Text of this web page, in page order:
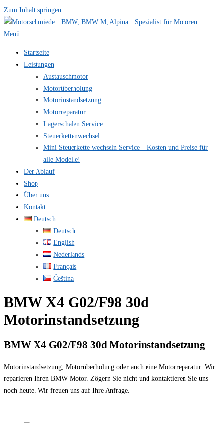
Zum Inhalt springen
Menü
Startseite
Leistungen
Austauschmotor
Motorüberholung
Motorinstandsetzung
Motorreparatur
Lagerschalen Service
Steuerkettenwechsel
Mini Steuer­kette wechseln Service – Kosten und Preise für
alle Modelle!
Der Ablauf
Shop
Über uns
Kontakt
Deutsch
Deutsch
English
Nederlands
Français
Čeština
BMW X4 G02/F98 30d
Motorinstandsetzung
BMW X4 G02/F98 30d Motorinstandsetzung
Motorinstandsetzung, Motorüberholung oder auch eine Motorreparatur. Wir
reparieren Ihren BMW Motor. Zögern Sie nicht und kontaktieren Sie uns
noch heute. Wir freuen uns auf Ihre Anfrage.